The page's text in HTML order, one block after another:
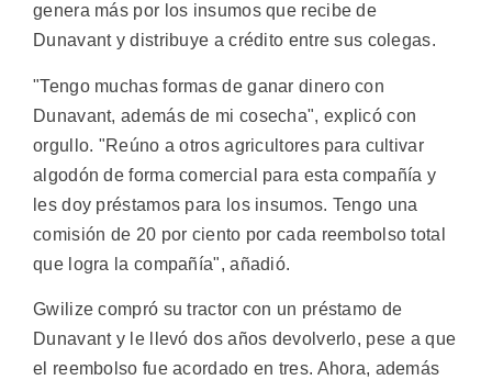
genera más por los insumos que recibe de
Dunavant y distribuye a crédito entre sus colegas.
"Tengo muchas formas de ganar dinero con
Dunavant, además de mi cosecha", explicó con
orgullo. "Reúno a otros agricultores para cultivar
algodón de forma comercial para esta compañía y
les doy préstamos para los insumos. Tengo una
comisión de 20 por ciento por cada reembolso total
que logra la compañía", añadió.
Gwilize compró su tractor con un préstamo de
Dunavant y le llevó dos años devolverlo, pese a que
el reembolso fue acordado en tres. Ahora, además